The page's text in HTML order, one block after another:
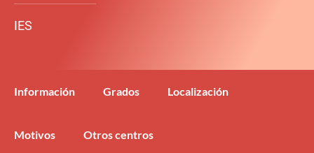
IES
Información Grados Localización
Motivos Otros centros